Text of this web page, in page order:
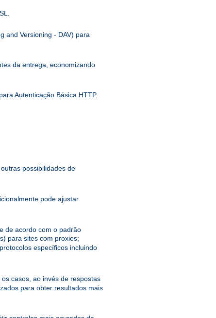
and Versioning - DAV) para
da entrega, economizando
Autenticação Básica HTTP.
possibilidades de
pode ajustar
de acordo com o padrão
para sites com proxies;
específicos incluindo
casos, ao invés de respostas
para obter resultados mais